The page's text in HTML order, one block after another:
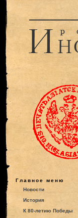
Главное меню
Новости
История
К 80-летию Победы